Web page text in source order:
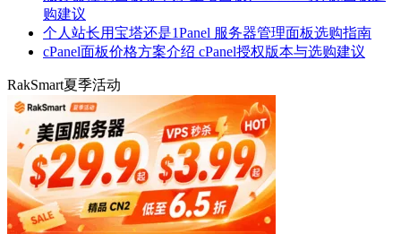
购建议
个人站长用宝塔还是1Panel 服务器管理面板选购指南
cPanel面板价格方案介绍 cPanel授权版本与选购建议
RakSmart夏季活动